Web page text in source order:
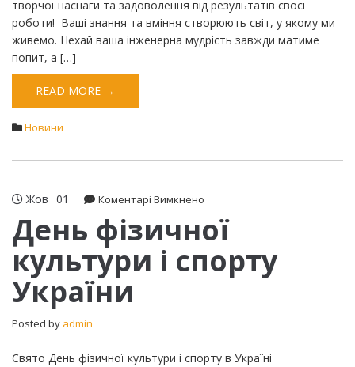
творчої наснаги та задоволення від результатів своєї
роботи! Ваші знання та вміння створюють світ, у якому ми
живемо. Нехай ваша інженерна мудрість завжди матиме
попит, а […]
READ MORE →
Новини
Жов 01 Коментарі Вимкнено
фізичної
спорту
День фізичної
культури і спорту
України
Posted by admin
Свято День фізичної культури і спорту в Україні